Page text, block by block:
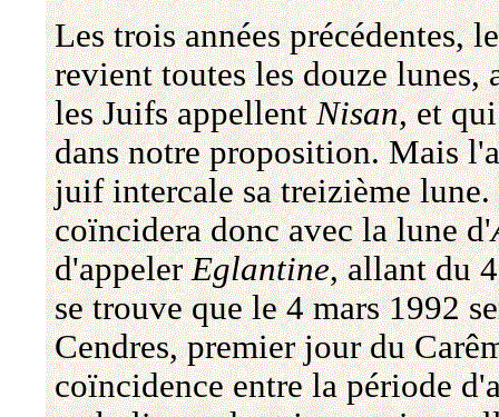
Les trois années précédentes,
revient toutes les douze lunes,
les Juifs appellentNisan, et
dans notre proposition. Mais
juif intercale sa treizième
coïncidera donc avec la lune d'
d'appelerEglantine, allant du
se trouve que le 4 mars 1992
Cendres, premier jour du
coïncidence entre la période